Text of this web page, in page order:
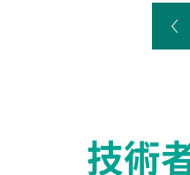
技術